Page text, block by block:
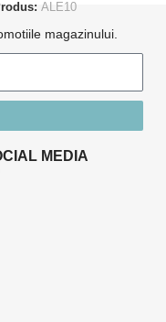
ALE10
magazinului.
MEDIA